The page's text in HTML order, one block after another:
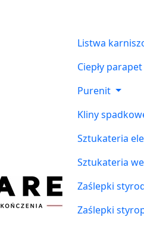
Listwa
Ciepły parapet
Purenit
Kliny
Sztukateria
Sztukateria
Zaślepki
Zaślepki